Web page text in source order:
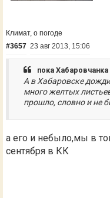
Климат, о погоде
#3657 23 авг 2013, 15:06
пока Хабаровчанка
А в Хабаровске
много желтых
прошло, словно и не
а его и небыло,мы в
сентября в КК